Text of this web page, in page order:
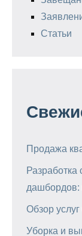
Статьи
Продажа
Разработка
дашбордов:
Обзор услуг
Уборка и